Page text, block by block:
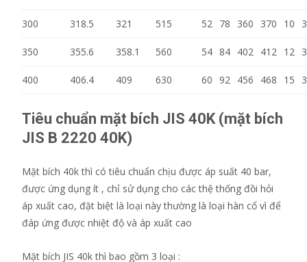
300 318.5 321 515 52 78 360 370 10 3
350 355.6 358.1 560 54 84 402 412 12 3
400 406.4 409 630 60 92 456 468 15 3
Tiêu chuẩn mặt bích JIS 40K (mặt bích
JIS B 2220 40K)
Mặt bích 40k thì có tiêu chuẩn chịu được áp suất 40 bar,
được ứng dụng ít , chỉ sử dụng cho các thệ thống đồi hỏi
áp xuất cao, đặt biệt là loại này thường là loại hàn cổ vì để
đáp ứng được nhiệt độ và áp xuất cao
Mặt bích JIS 40k thì bao gồm 3 loại :